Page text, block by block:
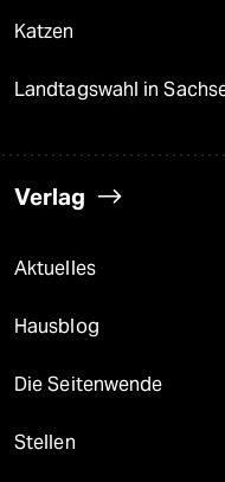
Katzen
Landtagswahl in
Verlag
Aktuelles
Hausblog
Die Seitenwende
Stellen